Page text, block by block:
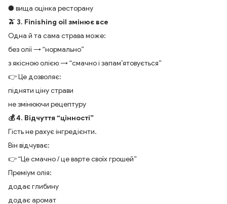
● вища оцінка ресторану
🫒 3. Finishing oil змінює все
Одна й та сама страва може:
без олії → “нормально”
з якісною олією → “смачно і запам’ятовується”
👉 Це дозволяє:
підняти ціну страви
не змінюючи рецептуру
💰 4. Відчуття “цінності”
Гість не рахує інгредієнти.
Він відчуває:
👉 “Це смачно / це варте своїх грошей”
Преміум олія:
додає глибину
додає аромат